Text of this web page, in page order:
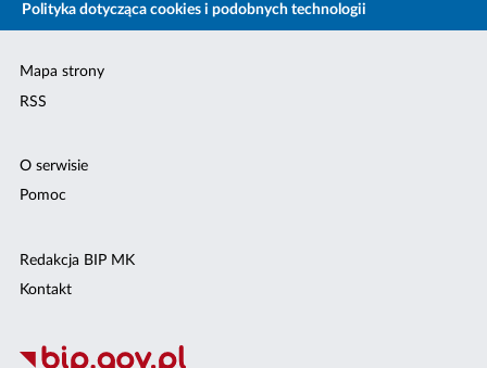
Polityka dotycząca cookies i podobnych technologii
Mapa strony
RSS
O serwisie
Pomoc
Redakcja BIP MK
Kontakt